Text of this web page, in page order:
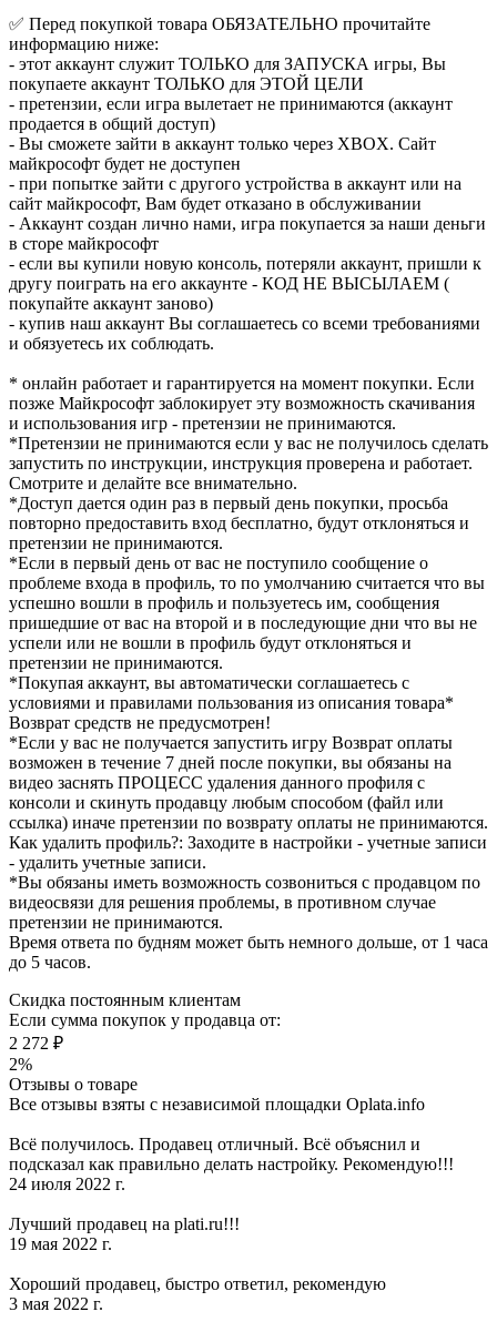
✅ Перед покупкой товара ОБЯЗАТЕЛЬНО прочитайте
информацию ниже:
- этот аккаунт служит ТОЛЬКО для ЗАПУСКА игры, Вы
покупаете аккаунт ТОЛЬКО для ЭТОЙ ЦЕЛИ
- претензии, если игра вылетает не принимаются (аккаунт
продается в общий доступ)
- Вы сможете зайти в аккаунт только через XBOX. Сайт
майкрософт будет не доступен
- при попытке зайти с другого устройства в аккаунт или на
сайт майкрософт, Вам будет отказано в обслуживании
- Аккаунт создан лично нами, игра покупается за наши деньги
в сторе майкрософт
- если вы купили новую консоль, потеряли аккаунт, пришли к
другу поиграть на его аккаунте - КОД НЕ ВЫСЫЛАЕМ (
покупайте аккаунт заново)
- купив наш аккаунт Вы соглашаетесь со всеми требованиями
и обязуетесь их соблюдать.
* онлайн работает и гарантируется на момент покупки. Если
позже Майкрософт заблокирует эту возможность скачивания
и использования игр - претензии не принимаются.
*Претензии не принимаются если у вас не получилось сделать
запустить по инструкции, инструкция проверена и работает.
Смотрите и делайте все внимательно.
*Доступ дается один раз в первый день покупки, просьба
повторно предоставить вход бесплатно, будут отклоняться и
претензии не принимаются.
*Если в первый день от вас не поступило сообщение о
проблеме входа в профиль, то по умолчанию считается что вы
успешно вошли в профиль и пользуетесь им, сообщения
пришедшие от вас на второй и в последующие дни что вы не
успели или не вошли в профиль будут отклоняться и
претензии не принимаются.
*Покупая аккаунт, вы автоматически соглашаетесь с
условиями и правилами пользования из описания товара*
Возврат средств не предусмотрен!
*Если у вас не получается запустить игру Возврат оплаты
возможен в течение 7 дней после покупки, вы обязаны на
видео заснять ПРОЦЕСС удаления данного профиля с
консоли и скинуть продавцу любым способом (файл или
ссылка) иначе претензии по возврату оплаты не принимаются.
Как удалить профиль?: Заходите в настройки - учетные записи
- удалить учетные записи.
*Вы обязаны иметь возможность созвониться с продавцом по
видеосвязи для решения проблемы, в противном случае
претензии не принимаются.
Время ответа по будням может быть немного дольше, от 1 часа
до 5 часов.
Скидка постоянным клиентам
Если сумма покупок у продавца от:
2 272 ₽
2%
Отзывы о товаре
Все отзывы взяты с независимой площадки Oplata.info
Всё получилось. Продавец отличный. Всё объяснил и
подсказал как правильно делать настройку. Рекомендую!!!
24 июля 2022 г.
Лучший продавец на plati.ru!!!
19 мая 2022 г.
Хороший продавец, быстро ответил, рекомендую
3 мая 2022 г.